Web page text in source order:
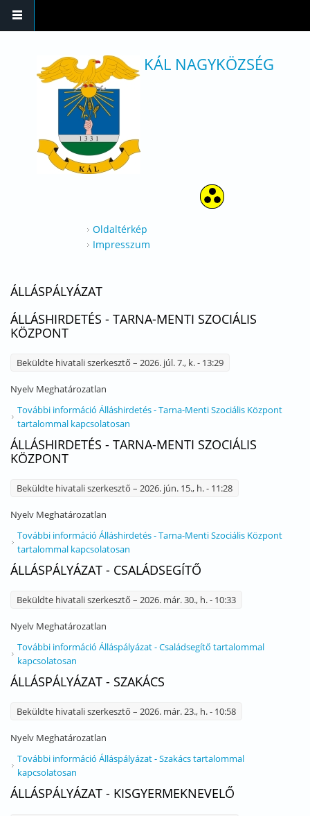
KÁL NAGYKÖZSÉG
Oldaltérkép
Impresszum
ÁLLÁSPÁLYÁZAT
ÁLLÁSHIRDETÉS - TARNA-MENTI SZOCIÁLIS
KÖZPONT
Beküldte hivatali szerkesztő – 2026. júl. 7., k. - 13:29
Nyelv Meghatározatlan
További információ Álláshirdetés - Tarna-Menti Szociális Központ
tartalommal kapcsolatosan
ÁLLÁSHIRDETÉS - TARNA-MENTI SZOCIÁLIS
KÖZPONT
Beküldte hivatali szerkesztő – 2026. jún. 15., h. - 11:28
Nyelv Meghatározatlan
További információ Álláshirdetés - Tarna-Menti Szociális Központ
tartalommal kapcsolatosan
ÁLLÁSPÁLYÁZAT - CSALÁDSEGÍTŐ
Beküldte hivatali szerkesztő – 2026. már. 30., h. - 10:33
Nyelv Meghatározatlan
További információ Álláspályázat - Családsegítő tartalommal
kapcsolatosan
ÁLLÁSPÁLYÁZAT - SZAKÁCS
Beküldte hivatali szerkesztő – 2026. már. 23., h. - 10:58
Nyelv Meghatározatlan
További információ Álláspályázat - Szakács tartalommal
kapcsolatosan
ÁLLÁSPÁLYÁZAT - KISGYERMEKNEVELŐ